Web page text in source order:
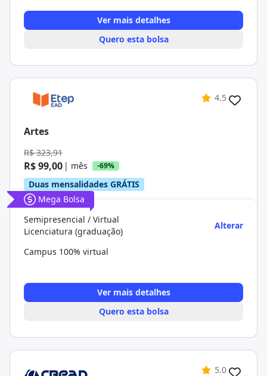
Ver mais detalhes
Quero esta bolsa
4.5
Artes
R$ 323,91
R$ 99,00 | mês -69%
Duas mensalidades GRÁTIS
Mega Bolsa
Semipresencial / Virtual
Licenciatura (graduação)
Alterar
Campus 100% virtual
Ver mais detalhes
Quero esta bolsa
5.0